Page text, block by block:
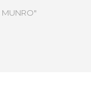
MUNRO"